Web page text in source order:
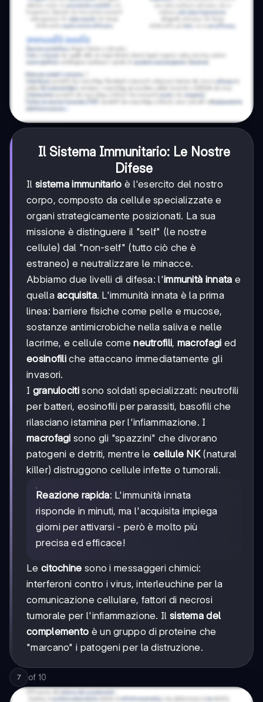
Il Sistema Immunitario: Le Nostre
Difese
Il sistema immunitario è l'esercito del nostro
corpo, composto da cellule specializzate e
organi strategicamente posizionati. La sua
missione è distinguere il "self" (le nostre
cellule) dal "non-self" (tutto ciò che è
estraneo) e neutralizzare le minacce.
Abbiamo due livelli di difesa: l'immunità innata e
quellaacquisita. L'immunità innata è la prima
linea: barriere fisiche come pelle e mucose,
sostanze antimicrobiche nella saliva e nelle
lacrime, e cellule comeneutrofili, macrofagi ed
eosinofili che attaccano immediatamente gli
invasori.
I granulocitisono soldati specializzati: neutrofili
per batteri, eosinofili per parassiti, basofili che
rilasciano istamina per l'infiammazione. I
macrofagi sono gli "spazzini" che divorano
patogeni e detriti, mentre lecellule NK(natural
killer) distruggono cellule infette o tumorali.
Reazione rapida: L'immunità innata
risponde in minuti, ma l'acquisita impiega
giorni per attivarsi - però è molto più
precisa ed efficace!
Le citochine sono i messaggeri chimici:
interferoni contro i virus, interleuchine per la
comunicazione cellulare, fattori di necrosi
tumorale per l'infiammazione. Il sistema del
complemento è un gruppo di proteine che
"marcano" i patogeni per la distruzione.
7 of 10